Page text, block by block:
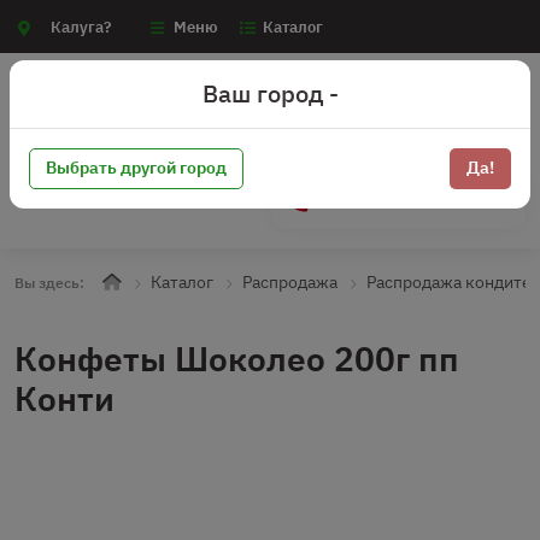
Калуга? Меню Каталог
Вы здесь: Каталог Распродажа Распродажа
Конфеты Шоколео 200г пп
Конти
Ваш город -
Выбрать другой город Да!